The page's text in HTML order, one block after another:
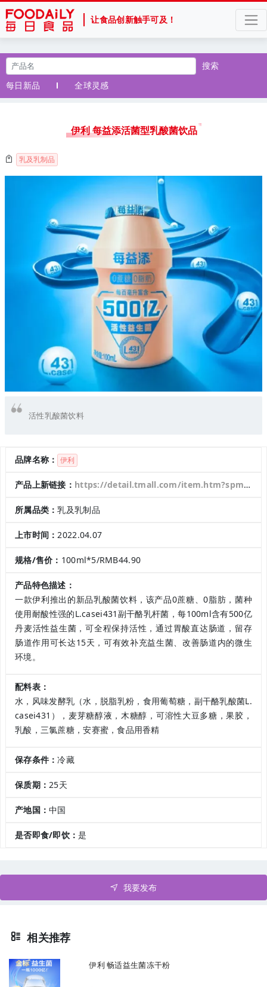
让食品创新触手可及！
搜索
每日新品
全球灵感
伊利 每益添活菌型乳酸菌饮品
乳及乳制品
活性乳酸菌饮料
品牌名称： 伊利
产品上新链接： https://detail.tmall.com/item.htm?spm=a220m.1000858.1000725.2.5fe219a2mLj0fJ&id=643808472645&skuId=5002526654127&areaId=370600&user_id=2208626058094&cat_id=2&is_b=1&rn=8ac36e345061a2b4f03e75a861700df1
所属品类：乳及乳制品
上市时间：2022.04.07
规格/售价： 100ml*5/RMB44.90
产品特色描述：
一款伊利推出的新品乳酸菌饮料，该产品0蔗糖、0脂肪，菌种
使用耐酸性强的L.casei431副干酪乳杆菌，每100ml含有500亿
丹麦活性益生菌，可全程保持活性，通过胃酸直达肠道，留存
肠道作用可长达15天，可有效补充益生菌、改善肠道内的微生
环境。
配料表：
水，风味发酵乳（水，脱脂乳粉，食用葡萄糖，副干酪乳酸菌L.
casei431），麦芽糖醇液，木糖醇，可溶性大豆多糖，果胶，
乳酸，三氯蔗糖，安赛蜜，食品用香精
保存条件：冷藏
保质期：25天
产地国：中国
是否即食/即饮：是
我要发布
相关推荐
伊利 畅适益生菌冻干粉